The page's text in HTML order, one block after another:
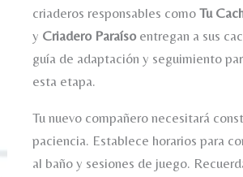
criaderos responsables comoTu
y Criadero Paraísoentregan a sus
guía de adaptación y seguimiento
esta etapa.
Tu nuevo compañero necesitará
paciencia. Establece horarios para
al baño y sesiones de juego.